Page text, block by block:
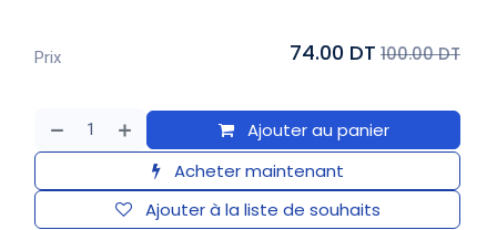
Ajouter au panier
Acheter maintenant
Ajouter à la liste de souhaits
Prix 74.00 DT 100.00 DT